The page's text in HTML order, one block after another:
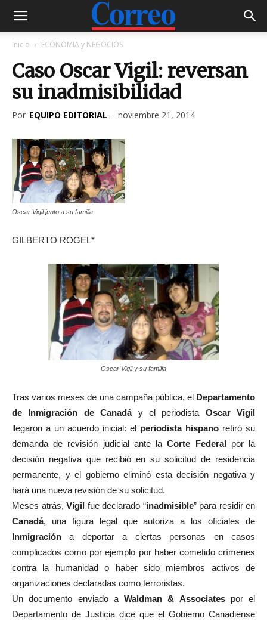
Inicio ECONOMIA y NEGOCIOS
Caso Oscar Vigil: reversan
su inadmisibilidad
Por EQUIPO EDITORIAL - noviembre 21, 2014
Oscar Vigil junto a su familia
GILBERTO ROGEL*
Oscar Vigil y su familia
Tras varios meses de una campaña pública, el Departamento
de Inmigración de Canadáy el periodista Oscar Vigil
llegaron a un acuerdo inicial: el periodista hispano retiró su
demanda de revisión judicial ante laCorte Federalpor la
decisión negativa que recibió en su solicitud de residencia
permanente, y el gobierno eliminó esta decisión negativa y
hará una nueva revisión de su solicitud.
Meses atrás, Vigil fue declarado “inadmisible” para residir en
Canadá, una figura legal que autoriza a los oficiales de
Inmigración a deportar a ciertas personas en casos
complicados como por ejemplo por haber cometido crímenes
contra la humanidad o haber sido miembros activos de
organizaciones declaradas como terroristas.
Un documento enviado a Waldman & Associatespor el
Departamento de Justicia dice que el Gobierno Canadiense